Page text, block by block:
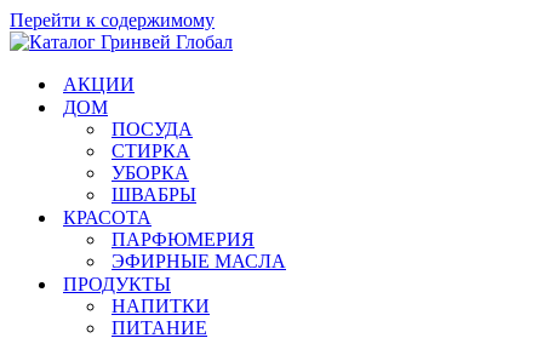
Перейти к содержимому
АКЦИИ
ДОМ
ПОСУДА
СТИРКА
УБОРКА
ШВАБРЫ
КРАСОТА
ПАРФЮМЕРИЯ
ЭФИРНЫЕ МАСЛА
ПРОДУКТЫ
НАПИТКИ
ПИТАНИЕ